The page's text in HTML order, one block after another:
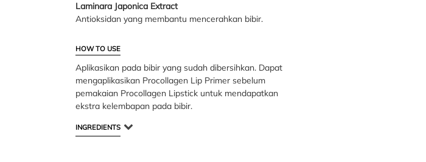
Laminara Japonica Extract
Antioksidan yang membantu mencerahkan bibir.
HOW TO USE
Aplikasikan pada bibir yang sudah dibersihkan. Dapat
mengaplikasikan Procollagen Lip Primer sebelum
pemakaian Procollagen Lipstick untuk mendapatkan
ekstra kelembapan pada bibir.
INGREDIENTS